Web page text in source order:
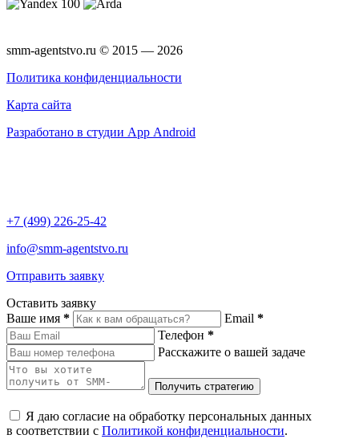
smm-agentstvo.ru © 2015 — 2026
Политика конфиденциальности
Карта сайта
Разработано в студии App Android
+7 (499) 226-25-42
info@smm-agentstvo.ru
Отправить заявку
Оставить заявку
Ваше имя * Email *
Телефон *
Расскажите о вашей задаче
Я даю согласие на обработку персональных данных
в соответствии с Политикой конфиденциальности.